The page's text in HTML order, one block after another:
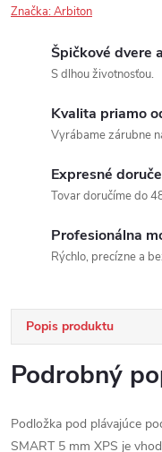
Značka:Arbiton
Špičkové dvere
S dlhou životnosťou.
Kvalita priamo
Vyrábame zárubne
Expresné
Tovar doručíme do
Profesionálna
Rýchlo, precízne a
Popis produktu
Podrobný
Podložka pod plávajúce
SMART 5 mm XPS je